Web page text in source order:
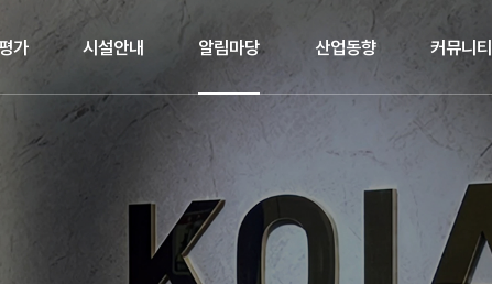
가 시설안내 알림마당 산업동향 커뮤니티